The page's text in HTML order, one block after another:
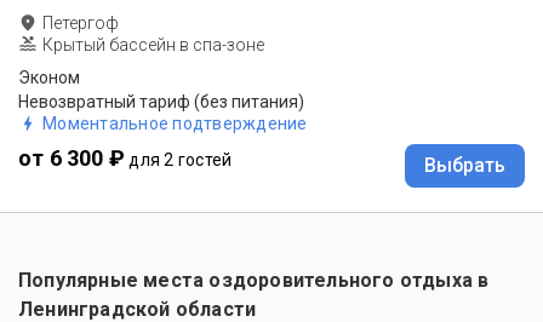
Петергоф
Крытый бассейн в спа-зоне
Эконом
Невозвратный тариф (без питания)
Моментальное подтверждение
от 6 300 ₽ для 2 гостей Выбрать
Популярные места оздоровительного отдыха в
Ленинградской области